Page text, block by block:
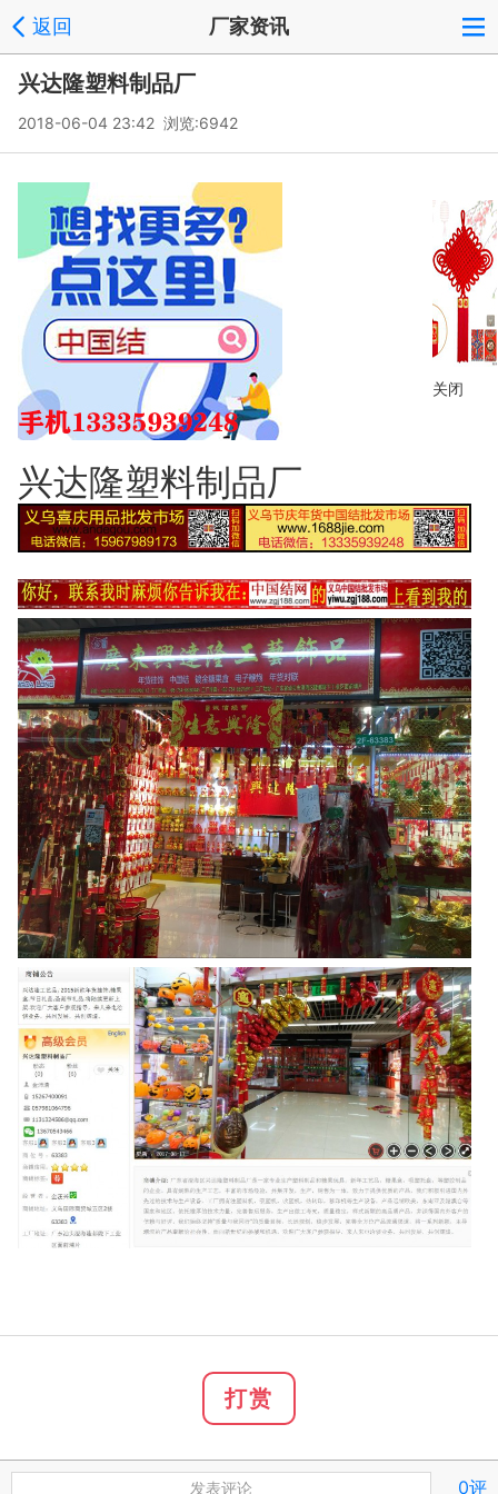
返回 厂家资讯
兴达隆塑料制品厂
2018-06-04 23:42 浏览:6942
兴达隆塑料制品厂
打赏
发表评论 0评
关闭